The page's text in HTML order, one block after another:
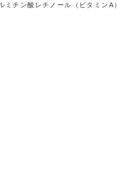
チン酸レチノール（ビタミンA）